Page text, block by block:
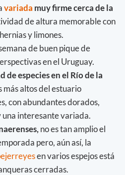
variada muy firme cerca de la
de altura memorable con
y limones.
de buen pique de
en el Uruguay.
de especies en el Río de la
más altos del estuario
con abundantes dorados,
una interesante variada.
no es tan amplio el
pero, aún así, la
en varios espejos está
cerradas.